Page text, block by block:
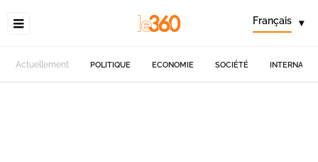
Français ▾
Actuellement POLITIQUE ECONOMIE SOCIÉTÉ